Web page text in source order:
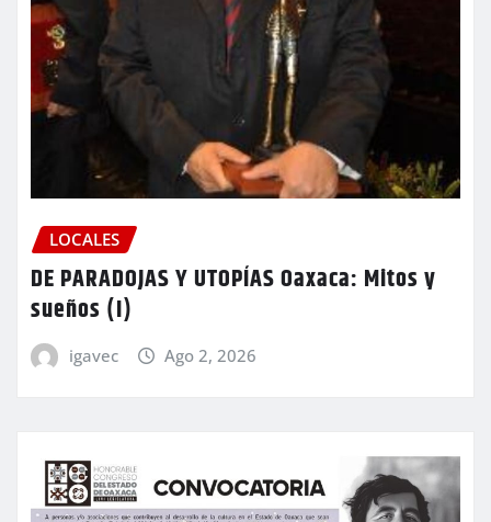
LOCALES
DE PARADOJAS Y UTOPÍAS Oaxaca: Mitos y
sueños (I)
igavec Ago 2, 2026